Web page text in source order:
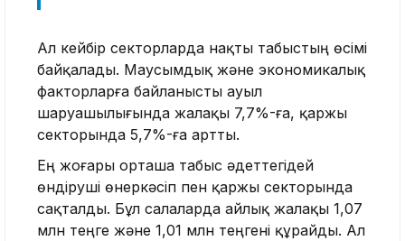
Ал кейбір секторларда нақты табыстың өсімі
байқалады. Маусымдық және экономикалық
факторларға байланысты ауыл
шаруашылығында жалақы 7,7%-ға, қаржы
секторында 5,7%-ға артты.
Ең жоғары орташа табыс әдеттегідей
өндіруші өнеркәсіп пен қаржы секторында
сақталды. Бұл салаларда айлық жалақы 1,07
млн теңге және 1,01 млн теңгені құрайды. Ал